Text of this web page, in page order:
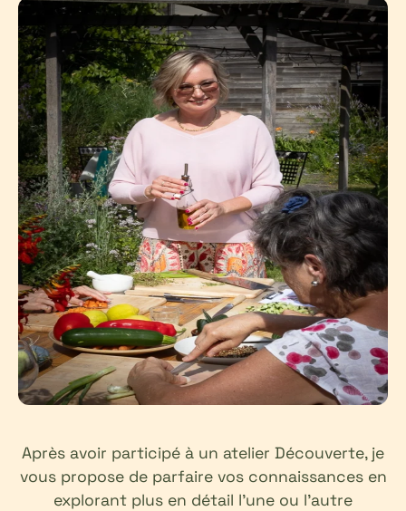
Après avoir participé à un atelier Découverte, je
vous propose de parfaire vos connaissances en
explorant plus en détail l’une ou l’autre